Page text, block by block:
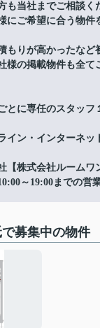
も当社までご相談く
にご希望に合う物件
もりが高かったなど
様の掲載物件も全
とに専任のスタッフ
イン・インターネッ
【株式会社ルームワ
～19:00までの営
募集中の物件